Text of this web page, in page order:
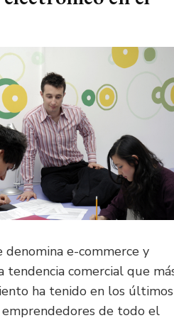
denomina e-commerce y
tendencia comercial que
ha tenido en los últimos
emprendedores de todo el